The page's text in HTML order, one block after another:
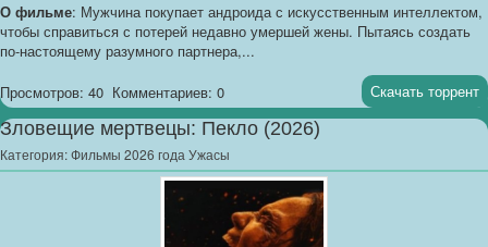
О фильме: Мужчина покупает андроида с искусственным интеллектом,
чтобы справиться с потерей недавно умершей жены. Пытаясь создать
по-настоящему разумного партнера,...
Просмотров: 40 Комментариев: 0 Скачать торрент
Зловещие мертвецы: Пекло (2026)
Категория:Фильмы 2026 года Ужасы